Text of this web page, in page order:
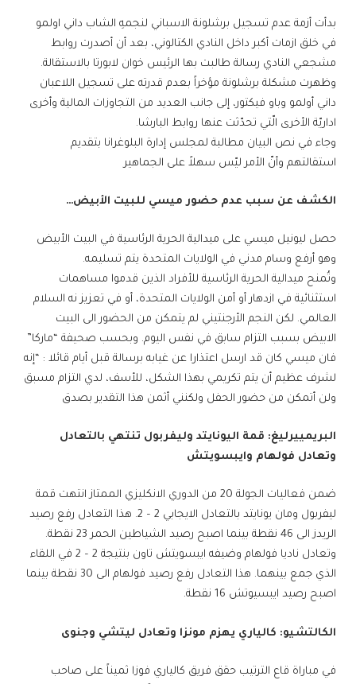
بدأت أزمة عدم تسجيل ​برشلونة​ الاسباني لنجمهِ الشاب ​داني اولمو​
في خلق ازمات أكبر داخل النادي الكتالوني، بعد أن أصدرت روابط
مشجعي النادي رسالة طالبت بها الرئيس ​خوان لابورتا​ بالاستقالة.
وظهرت مشكلة برشلونة مؤخراً بعدم قدرته على تسجيل اللاعبان
داني أولمو وباو فيكتور، إلى جانب العديد من التجاوزات المالية وأخرى
اداريّة الأخرى الّتي تحدّثت عنها روابط البارشا.
وجاء في نص البيان مطالبة لمجلس إدارة البلوغرانا بتقديم
استقالتهم وأنّ الأمر ليّس سهلاً على الجماهير
الكشف عن سبب عدم حضور ​ميسي​ للبيت الأبيض…
حصل ​ليونيل ميسي​ على ميدالية الحرية الرئاسية في البيت الأبيض
وهو أرفع وسام مدني في الولايات المتحدة يتم تسليمه.
وتُمنح ميدالية الحرية الرئاسية للأفراد الذين قدموا مساهمات
استثنائية في ازدهار أو أمن الولايات المتحدة، أو في تعزيز نه السلام
العالمي. لكن النجم الأرجنتيني لم يتمكن من الحضور الى البيت
الابيض بسبب التزام سابق في نفس اليوم. وبحسب صحيفة “ماركا”
فان ميسي كان قد ارسل اعتذارا عن غيابه برسالة قبل أيام قائلا : “إنه
لشرف عظيم أن يتم تكريمي بهذا الشكل، للأسف، لدي التزام مسبق
ولن أتمكن من حضور الحفل ولكنني أثمن هذا التقدير بصدق
البريمييرليغ: قمة اليونايتد و​ليفربول​ تنتهي بالتعادل
وتعادل فولهام وايبسويتش
ضمن فعاليات الجولة 20 من ​الدوري الانكليزي​ الممتاز انتهت قمة
ليفربول و​مان يونايتد​ بالتعادل الايجابي 2 – 2. هذا التعادل رفع رصيد
الريدز الى 46 نقطة بينما اصبح رصيد الشياطين الحمر 23 نقطة.
وتعادل ناديا ​فولهام​ وضيفه ​ايبسويتش​ تاون بنتيجة 2 – 2 في اللقاء
الذي جمع بينهما. هذا التعادل رفع رصيد فولهام الى 30 نقطة بينما
اصبح رصيد ايبسيوتش 16 نقطة.
الكالتشيو: كالياري يهزم مونزا وتعادل ليتشي وجنوى
في مباراة قاع الترتيب حقق فريق ​كالياري​ فوزا ثميناً على صاحب